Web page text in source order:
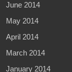
June 2014
May 2014
April 2014
March 2014
January 2014